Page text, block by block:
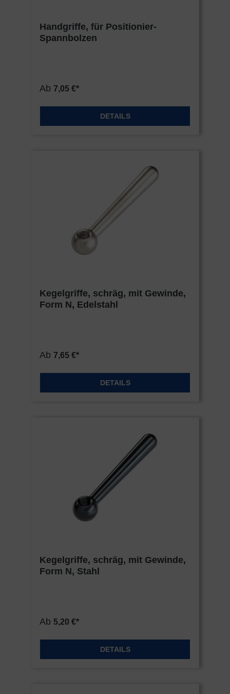
Handgriffe, für Positionier-
Spannbolzen
Ab 7,05 €*
DETAILS
Kegelgriffe, schräg, mit Gewinde,
Form N, Edelstahl
Ab 7,65 €*
DETAILS
Kegelgriffe, schräg, mit Gewinde,
Form N, Stahl
Ab 5,20 €*
DETAILS